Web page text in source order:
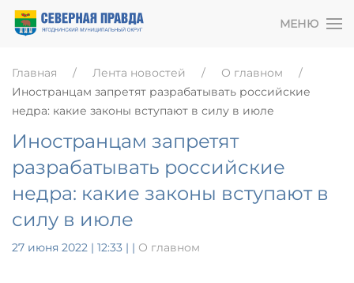
МЕНЮ
Главная Лента новостей
О главном
Иностранцам запретят разрабатывать российские
недра: какие законы вступают в силу в июле
Иностранцам запретят
разрабатывать российские
недра: какие законы вступают в
силу в июле
27 июня 2022 | 12:33 | | О главном